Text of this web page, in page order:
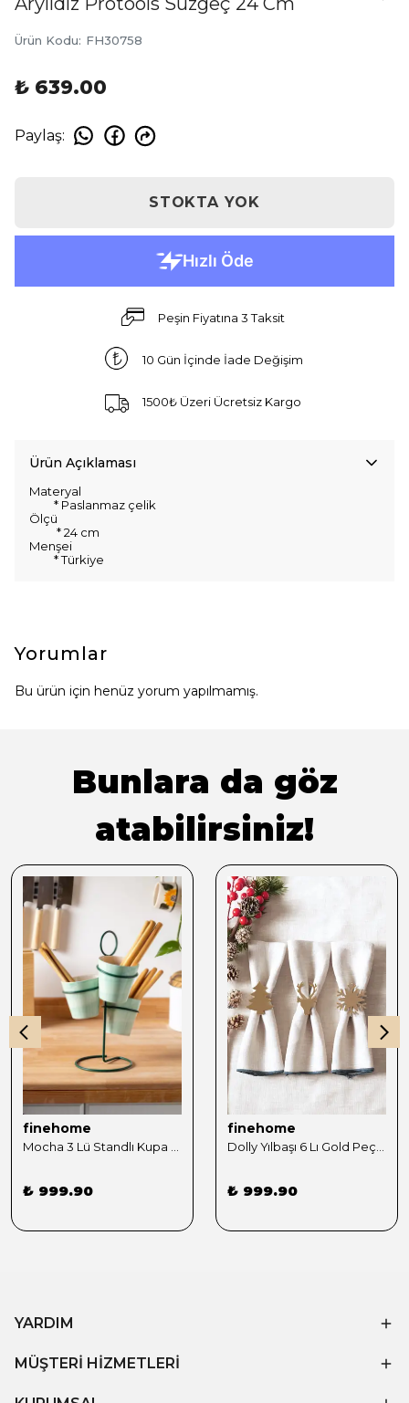
Ürün Kodu: FH30758
₺ 639.00
Paylaş:
STOKTA YOK
Peşin Fiyatına 3 Taksit
10 Gün İçinde İade Değişim
1500₺ Üzeri Ücretsiz Kargo
Ürün Açıklaması
Materyal
* Paslanmaz çelik
Ölçü
* 24 cm
Menşei
* Türkiye
Yorumlar
Bu ürün için henüz yorum yapılmamış.
Bunlara da göz
atabilirsiniz!
finehome
₺ 999.90
finehome
₺ 999.90
YARDIM
MÜŞTERİ HİZMETLERİ